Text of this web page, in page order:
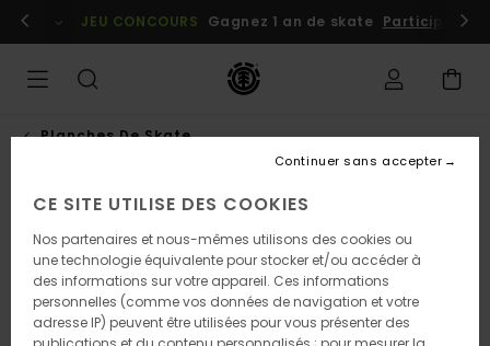
l'information
Se connecter / s'inscrire
JEU CONCOURS Gagnez 1 an de skate Participez
Planches De Skate
CE SITE UTILISE DES COOKIES
Nos partenaires et nous-mêmes utilisons des cookies ou
une technologie équivalente pour stocker et/ou accéder à
des informations sur votre appareil. Ces informations
personnelles (comme vos données de navigation et votre
adresse IP) peuvent être utilisées pour vous présenter des
Continuer sans accepter